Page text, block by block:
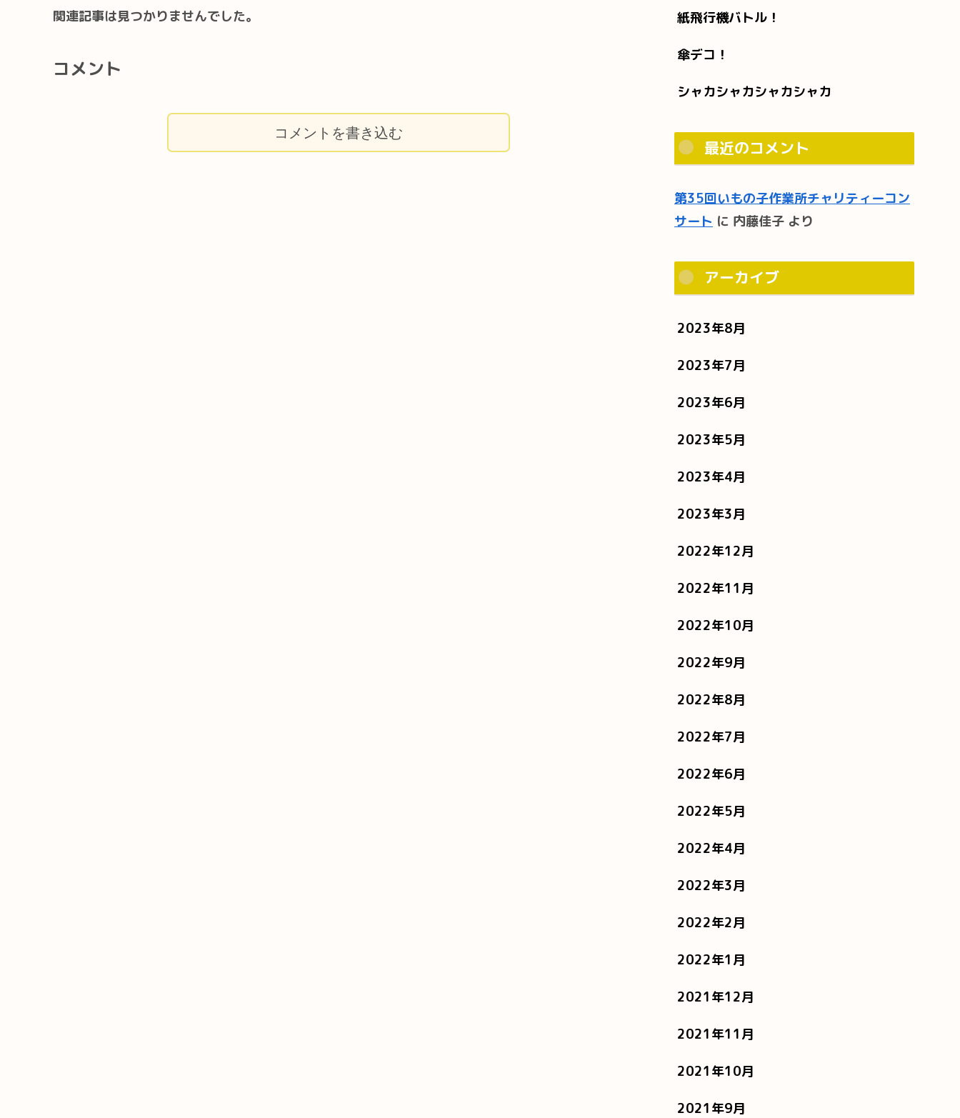
関連記事は見つかりませんでした。
コメント
コメントを書き込む
紙飛行機バトル！
傘デコ！
シャカシャカシャカシャカ
最近のコメント
第35回いもの子作業所チャリティーコン
サート に 内藤佳子 より
アーカイブ
2023年8月
2023年7月
2023年6月
2023年5月
2023年4月
2023年3月
2022年12月
2022年11月
2022年10月
2022年9月
2022年8月
2022年7月
2022年6月
2022年5月
2022年4月
2022年3月
2022年2月
2022年1月
2021年12月
2021年11月
2021年10月
2021年9月